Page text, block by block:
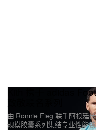
Kith 携手 adidas
由 Ronnie Fieg 联手阿根廷
规模胶囊系列集结专业性能